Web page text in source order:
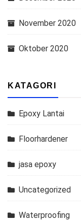
November 2020
Oktober 2020
KATAGORI
Epoxy Lantai
Floorhardener
jasa epoxy
Uncategorized
Waterproofing